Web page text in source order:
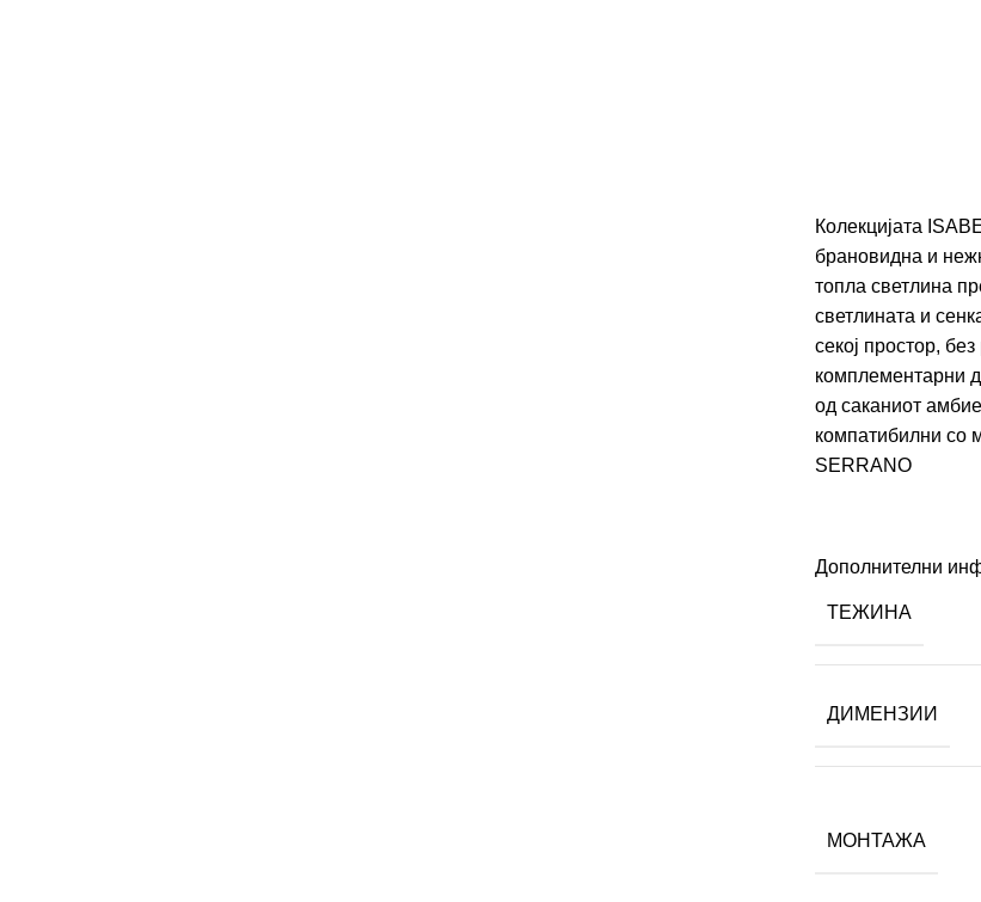
Колекцијата
брановидна и
топла светлина
светлината и
секој простор,
комплементарни
од саканиот
компатибилни со
SERRANO
Дополнителни
ТЕЖИНА
ДИМЕНЗИИ
МОНТАЖА